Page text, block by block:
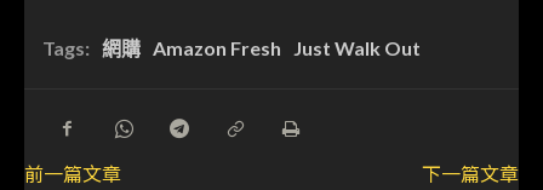
Tags: 網購 Amazon Fresh Just Walk Out
前一篇文章
下一篇文章